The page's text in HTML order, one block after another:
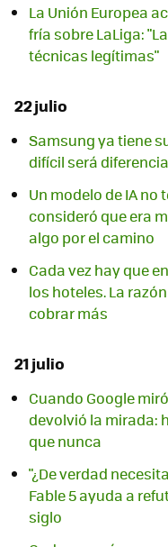
La Unión Europea
fría sobre LaLiga:
técnicas legítimas"
22 julio
Samsung ya tiene
difícil será
Un modelo de IA no
consideró que era
algo por el camino
Cada vez hay que
los hoteles. La
cobrar más
21 julio
Cuando Google
devolvió la mirada:
que nunca
"¿De verdad
Fable 5 ayuda a
siglo